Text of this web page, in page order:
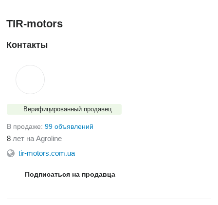
TIR-motors
Контакты
Верифицированный продавец
В продаже: 99 объявлений
8 лет на Agroline
tir-motors.com.ua
Подписаться на продавца